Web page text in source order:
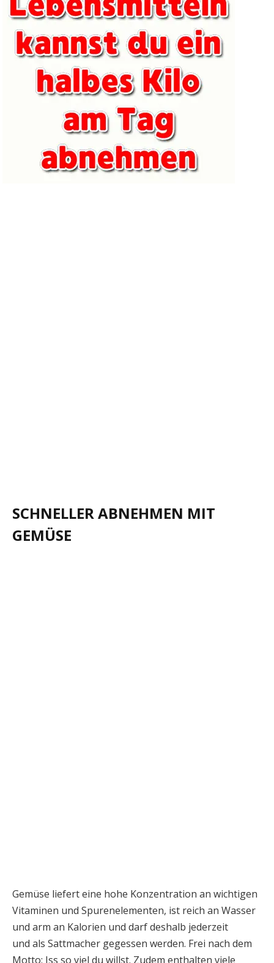
SCHNELLER ABNEHMEN MIT
GEMÜSE
Gemüse liefert eine hohe Konzentration an wichtigen
Vitaminen und Spurenelementen, ist reich an Wasser
und arm an Kalorien und darf deshalb jederzeit
und als Sattmacher gegessen werden. Frei nach dem
Motto: Iss so viel du willst. Zudem enthalten viele